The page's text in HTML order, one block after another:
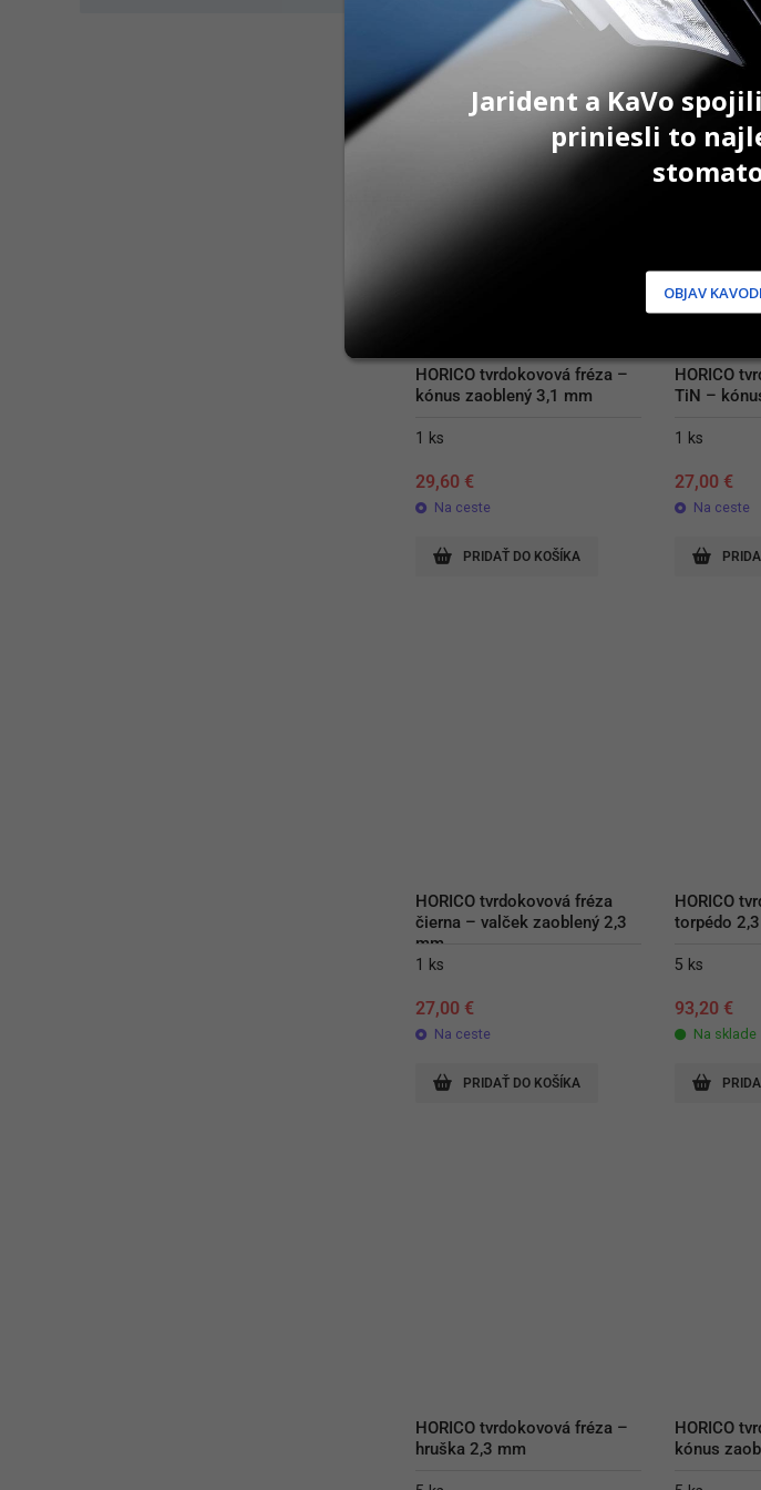
PRIDAŤ DO KOŠÍKA
HORICO tvrdokovová fréza –
kónus zaoblený 3,1 mm
1 ks
29,60 €
Na ceste
PRIDAŤ DO KOŠÍKA
HORICO
TiN –
1 ks
27,00 €
Na ceste
HORICO tvrdokovová fréza
čierna – valček zaoblený 2,3
mm
1 ks
27,00 €
Na ceste
PRIDAŤ DO KOŠÍKA
HORICO
torpédo
5 ks
93,20 €
Na sklade
HORICO tvrdokovová fréza –
hruška 2,3 mm
HORICO
kónus
Jarident a KaVo
priniesli to
OBJAV